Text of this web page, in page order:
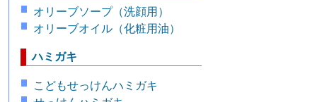
オリーブソープ（洗顔用）
オリーブオイル（化粧用油）
ハミガキ
こどもせっけんハミガキ